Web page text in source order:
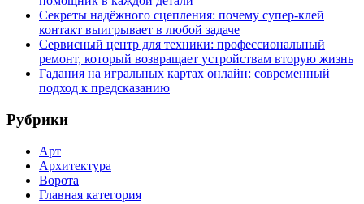
Секреты надёжного сцепления: почему супер‑клей
контакт выигрывает в любой задаче
Сервисный центр для техники: профессиональный
ремонт, который возвращает устройствам вторую жизнь
Гадания на игральных картах онлайн: современный
подход к предсказанию
Рубрики
Арт
Архитектура
Ворота
Главная категория